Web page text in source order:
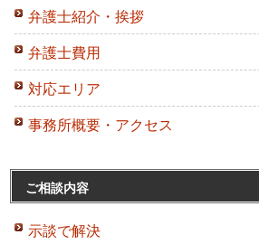
弁護士紹介・挨拶
弁護士費用
対応エリア
事務所概要・アクセス
ご相談内容
示談で解決